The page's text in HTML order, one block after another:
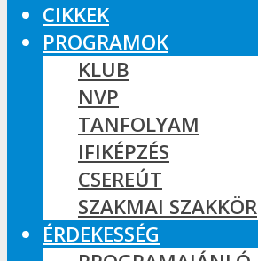
CIKKEK
PROGRAMOK
KLUB
NVP
TANFOLYAM
IFIKÉPZÉS
CSEREÚT
SZAKMAI SZAKKÖR
ÉRDEKESSÉG